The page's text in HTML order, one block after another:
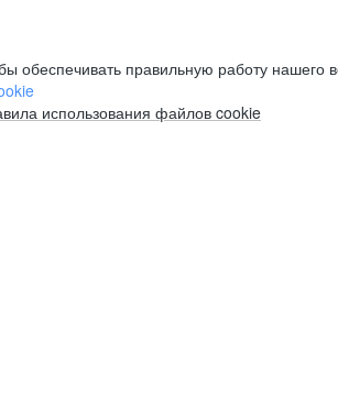
правильную работу нашего
использования файлов cookie